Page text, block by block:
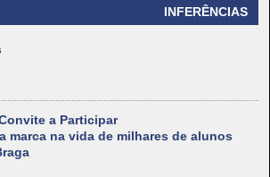
INFERÊNCIAS
a Participar
marca na vida de milhares de alunos